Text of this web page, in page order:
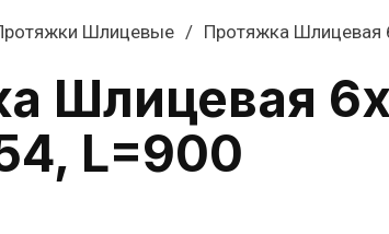
Шлицевые / Протяжка Шлицевая
Шлицевая
L=900